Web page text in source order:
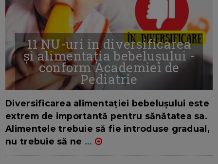
11 NU-uri in diversificarea
și alimentația bebelușului -
conform Academiei de
Pediatrie
Diversificarea alimentației bebelușului este
extrem de importantă pentru sănătatea sa.
Alimentele trebuie să fie introduse gradual,
nu trebuie să ne ...